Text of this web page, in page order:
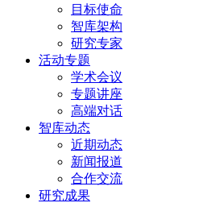
目标使命
智库架构
研究专家
活动专题
学术会议
专题讲座
高端对话
智库动态
近期动态
新闻报道
合作交流
研究成果